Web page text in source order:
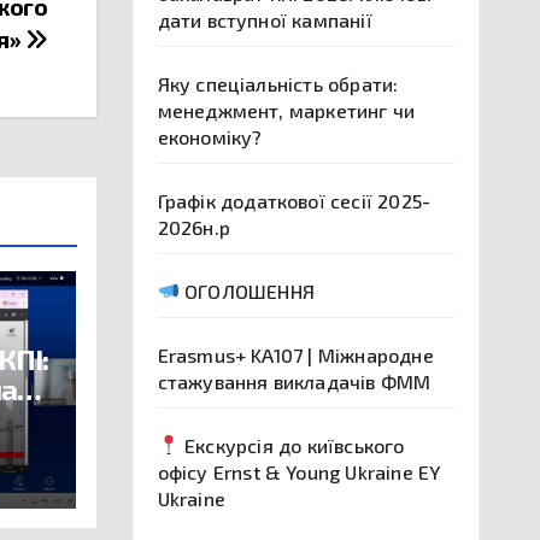
дати вступної кампанії
Яку спеціальність обрати:
менеджмент, маркетинг чи
економіку?
Графік додаткової сесії 2025-
2026н.р
ОГОЛОШЕННЯ
Erasmus+ KA107 | Міжнародне
стажування викладачів ФММ
Екскурсія до київського
офісу Ernst & Young Ukraine EY
Ukraine